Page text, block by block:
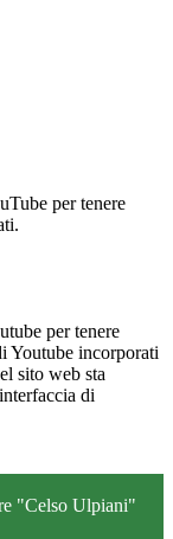
per tenere
per tenere
Youtube incorporati
sito web sta
di
"Celso Ulpiani"